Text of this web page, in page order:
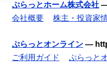
ぷらっとホーム株式会社
会社概要
株主・投資家
ぷらっとオンライン —
ご利用ガイド
ぷらっと